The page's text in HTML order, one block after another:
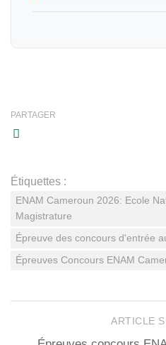
PARTAGER
Étiquettes :
ENAM Cameroun 2026: Ecole
Magistrature
Épreuve des concours d'entrée
Épreuves Concours ENAM
ARTICLE